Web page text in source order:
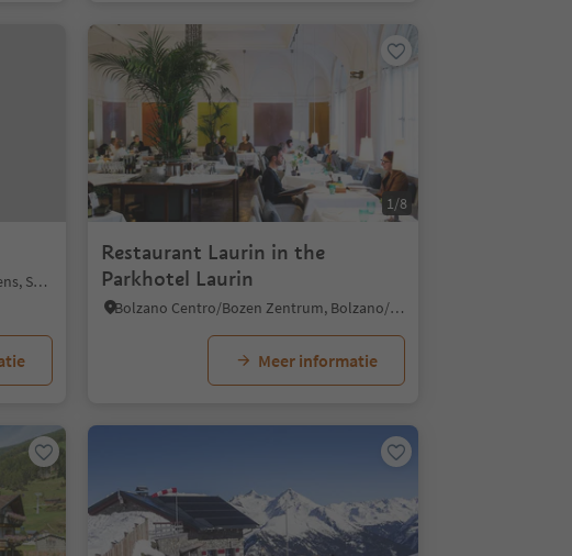
Trens/Trens, Freienfeld/Campo di Trens, Sterzing/Vipiteno and environs
1/8
Restaurant Laurin in the
Parkhotel Laurin
Bolzano Centro/Bozen Zentrum, Bolzano/Bozen, Bolzano/Bozen and environs
Meer informatie